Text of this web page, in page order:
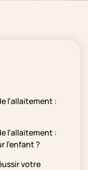
l’allaitement :
l’allaitement :
l’enfant ?
votre